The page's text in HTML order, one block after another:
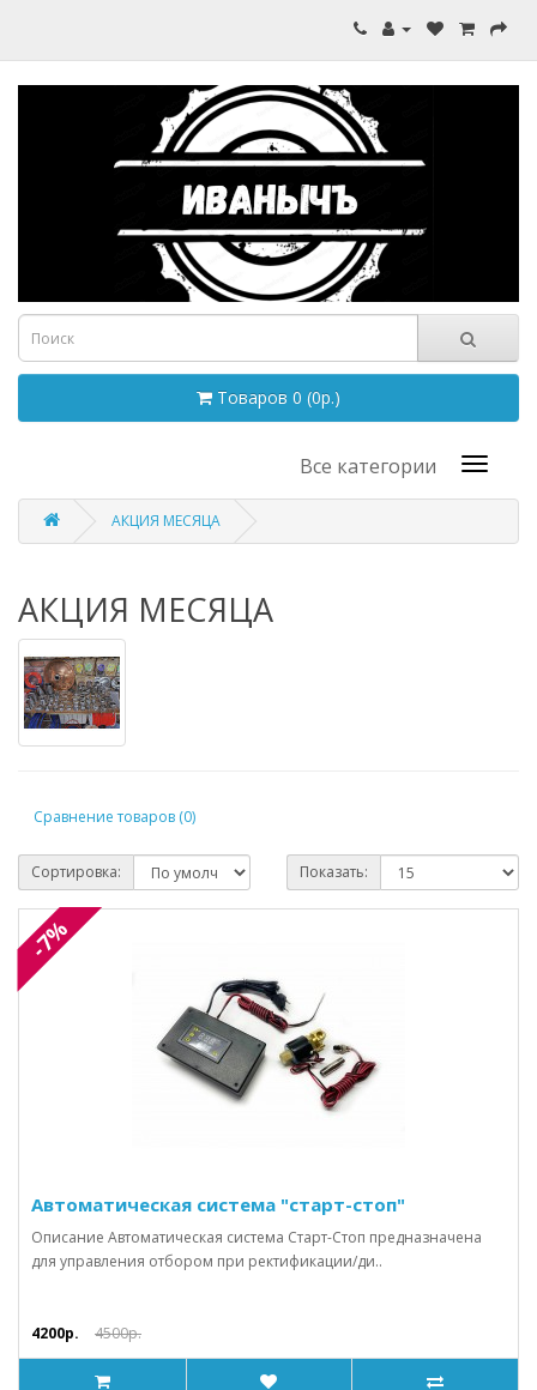
Товаров 0 (0р.)
Все категории
АКЦИЯ МЕСЯЦА
АКЦИЯ МЕСЯЦА
Сравнение товаров (0)
Сортировка: Показать:
-7%
Автоматическая система "старт-стоп"
Описание Автоматическая система Старт-Стоп предназначена
для управления отбором при ректификации/ди..
4200р. 4500р.